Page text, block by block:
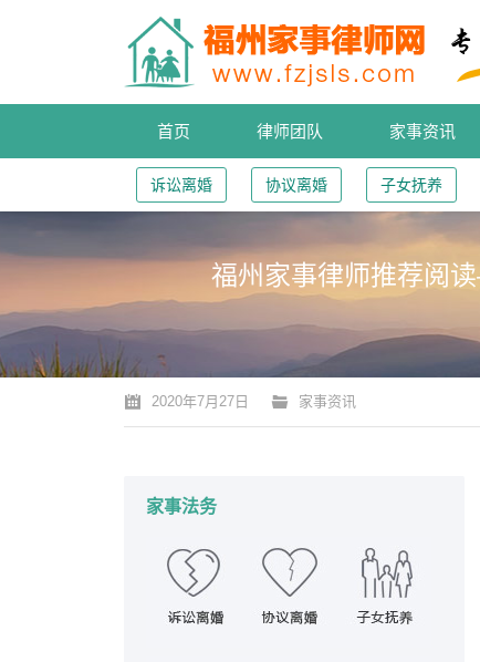
首页 律师团队 家事资讯
诉讼离婚 协议离婚 子女抚养
福州家事律师推荐阅
2020年7月27日 家事资讯
家事法务